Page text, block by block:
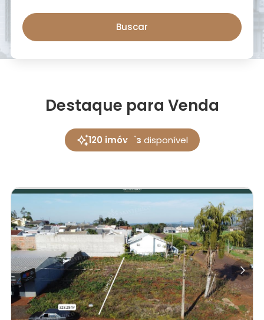
Destaque para Venda
120 imóveis disponível